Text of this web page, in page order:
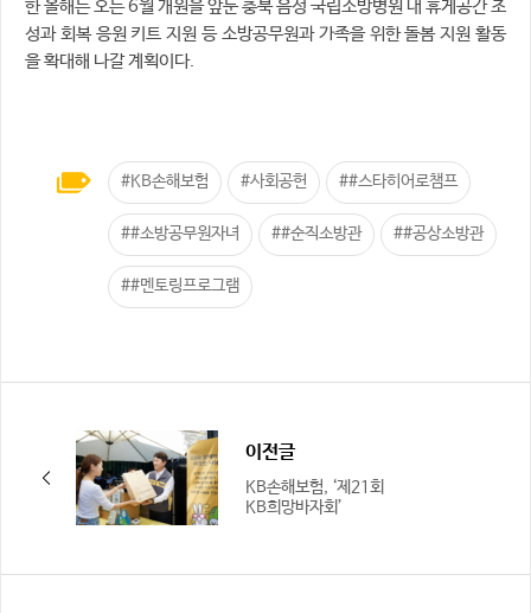
한 올해는 오는 6월 개원을 앞둔 충북 음성 국립소방병원 내 휴게공간 조
성과 회복 응원 키트 지원 등 소방공무원과 가족을 위한 돌봄 지원 활동
을 확대해 나갈 계획이다.
#KB손해보험 #사회공헌 ##스타히어로챔프
##소방공무원자녀 ##순직소방관 ##공상소방관
##멘토링프로그램
이전글
KB손해보험, ‘제21회
KB희망바자회’